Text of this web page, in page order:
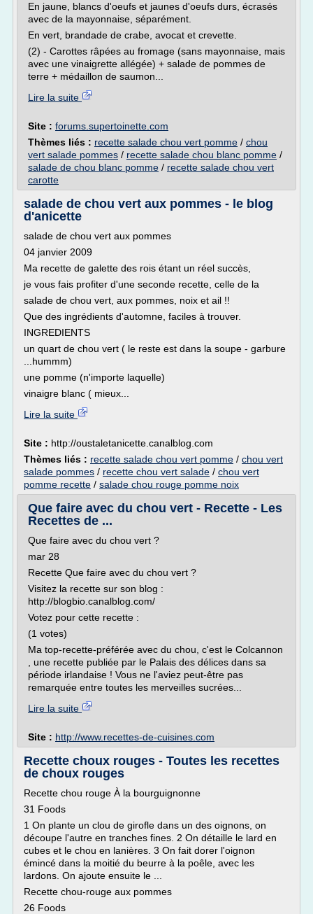
En jaune, blancs d'oeufs et jaunes d'oeufs durs, écrasés
avec de la mayonnaise, séparément.
En vert, brandade de crabe, avocat et crevette.
(2) - Carottes râpées au fromage (sans mayonnaise, mais
avec une vinaigrette allégée) + salade de pommes de
terre + médaillon de saumon...
Lire la suite
Site : forums.supertoinette.com
Thèmes liés : recette salade chou vert pomme / chou
vert salade pommes / recette salade chou blanc pomme /
salade de chou blanc pomme / recette salade chou vert
carotte
salade de chou vert aux pommes - le blog
d'anicette
salade de chou vert aux pommes
04 janvier 2009
Ma recette de galette des rois étant un réel succès,
je vous fais profiter d'une seconde recette, celle de la
salade de chou vert, aux pommes, noix et ail !!
Que des ingrédients d'automne, faciles à trouver.
INGREDIENTS
un quart de chou vert ( le reste est dans la soupe - garbure
...hummm)
une pomme (n'importe laquelle)
vinaigre blanc ( mieux...
Lire la suite
Site : http://oustaletanicette.canalblog.com
Thèmes liés : recette salade chou vert pomme / chou vert
salade pommes / recette chou vert salade / chou vert
pomme recette / salade chou rouge pomme noix
Que faire avec du chou vert - Recette - Les
Recettes de ...
Que faire avec du chou vert ?
mar 28
Recette Que faire avec du chou vert ?
Visitez la recette sur son blog :
http://blogbio.canalblog.com/
Votez pour cette recette :
(1 votes)
Ma top-recette-préférée avec du chou, c'est le Colcannon
, une recette publiée par le Palais des délices dans sa
période irlandaise ! Vous ne l'aviez peut-être pas
remarquée entre toutes les merveilles sucrées...
Lire la suite
Site : http://www.recettes-de-cuisines.com
Recette choux rouges - Toutes les recettes
de choux rouges
Recette chou rouge À la bourguignonne
31 Foods
1 On plante un clou de girofle dans un des oignons, on
découpe l'autre en tranches fines. 2 On détaille le lard en
cubes et le chou en lanières. 3 On fait dorer l'oignon
émincé dans la moitié du beurre à la poêle, avec les
lardons. On ajoute ensuite le ...
Recette chou-rouge aux pommes
26 Foods